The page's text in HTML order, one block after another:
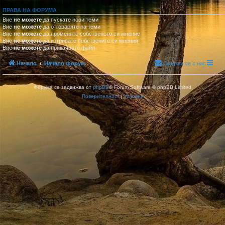
ПРАВА НА ФОРУМА
Вие не можетеда пускате нови теми
Виене можетеда отговаряте на теми
Виене можетеда променяте собственото си мнение
Виене можетеда изтривате собствените си мнения
Виене можетеда прикачвате файл
Начало Начало форум Свържи се с нас
Форума се задвижва от phpBB® Forum Software © phpBB Limited
Поверителност|Условия